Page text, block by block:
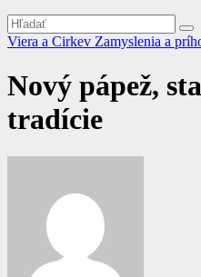
Viera a Cirkev Zamyslenia a
Nový pápež,
tradície